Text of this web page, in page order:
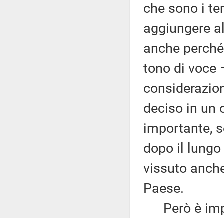
che sono i
aggiungere
anche
tono di voce
deciso in un
importante,
dopo il
vissuto
Paese.
Però è